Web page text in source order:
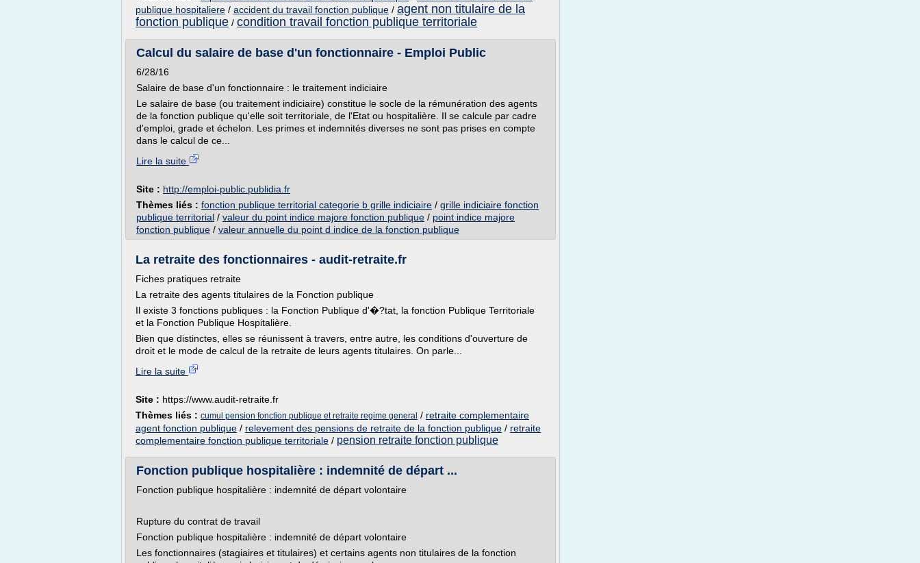
publique hospitaliere / accident du travail fonction publique / agent non titulaire de la
fonction publique / condition travail fonction publique territoriale
Calcul du salaire de base d'un fonctionnaire - Emploi Public
6/28/16
Salaire de base d'un fonctionnaire : le traitement indiciaire
Le salaire de base (ou traitement indiciaire) constitue le socle de la rémunération des agents
de la fonction publique qu'elle soit territoriale, de l'Etat ou hospitalière. Il se calcule par cadre
d'emploi, grade et échelon. Les primes et indemnités diverses ne sont pas prises en compte
dans le calcul de ce...
Lire la suite
Site : http://emploi-public.publidia.fr
Thèmes liés : fonction publique territorial categorie b grille indiciaire / grille indiciaire fonction
publique territorial / valeur du point indice majore fonction publique / point indice majore
fonction publique / valeur annuelle du point d indice de la fonction publique
La retraite des fonctionnaires - audit-retraite.fr
Fiches pratiques retraite
La retraite des agents titulaires de la Fonction publique
Il existe 3 fonctions publiques : la Fonction Publique d'�?tat, la fonction Publique Territoriale
et la Fonction Publique Hospitalière.
Bien que distinctes, elles se réunissent à travers, entre autre, les conditions d'ouverture de
droit et le mode de calcul de la retraite de leurs agents titulaires. On parle...
Lire la suite
Site : https://www.audit-retraite.fr
Thèmes liés : cumul pension fonction publique et retraite regime general / retraite complementaire
agent fonction publique / relevement des pensions de retraite de la fonction publique / retraite
complementaire fonction publique territoriale / pension retraite fonction publique
Fonction publique hospitalière : indemnité de départ ...
Fonction publique hospitalière : indemnité de départ volontaire
Rupture du contrat de travail
Fonction publique hospitalière : indemnité de départ volontaire
Les fonctionnaires (stagiaires et titulaires) et certains agents non titulaires de la fonction